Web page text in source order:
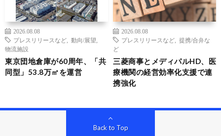
2026.08.08
プレスリリースなど
動向/展望
物流施設
東京団地倉庫が60周年、「共
同型」53.8万㎡を運営
2026.08.08
プレスリリースなど
提携/合弁な
ど
三菱商事とメディパルHD、医
療機関の経営効率化支援で連
携強化
Back to Top